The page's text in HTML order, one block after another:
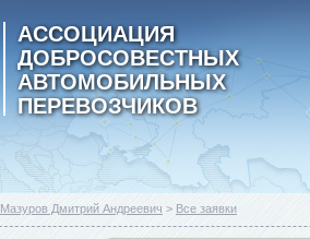
АССОЦИАЦИЯ
ДОБРОСОВЕСТНЫХ
АВТОМОБИЛЬНЫХ
ПЕРЕВОЗЧИКОВ
Мазуров Дмитрий Андреевич > Все заявки